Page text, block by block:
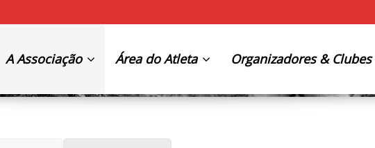
A Associação Área do Atleta Organizadores & Clubes